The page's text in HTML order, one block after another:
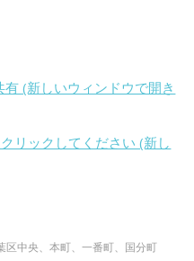
(新しいウィンドウで開き
リックしてください (新し
区中央、本町、一番町、国分町